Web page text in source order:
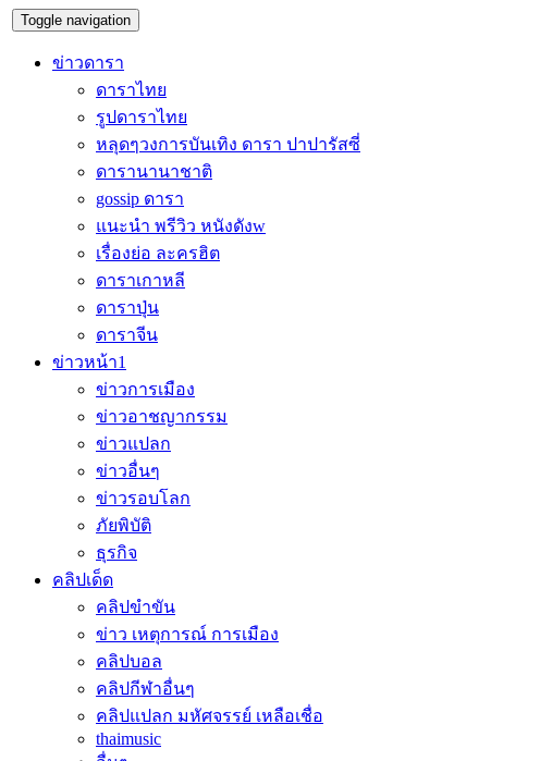
Toggle navigation
ข่าวดารา
ดาราไทย
รูปดาราไทย
หลุดๆวงการบันเทิง ดารา ปาปารัสซี่
ดารานานาชาติ
gossip ดารา
แนะนำ พรีวิว หนังดังw
เรื่องย่อ ละครฮิต
ดาราเกาหลี
ดาราปุ่น
ดาราจีน
ข่าวหน้า1
ข่าวการเมือง
ข่าวอาชญากรรม
ข่าวแปลก
ข่าวอื่นๆ
ข่าวรอบโลก
ภัยพิบัติ
ธุรกิจ
คลิปเด็ด
คลิปขำขัน
ข่าว เหตุการณ์ การเมือง
คลิปบอล
คลิปกีฬาอื่นๆ
คลิปแปลก มหัศจรรย์ เหลือเชื่อ
thaimusic